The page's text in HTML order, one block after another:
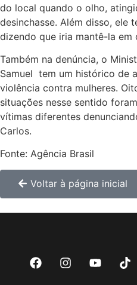
do local quando o olho,
desinchasse. Além disso, ele
dizendo que iria mantê-la em
Também na denúncia, o
Samuel tem um histórico de
violência contra mulheres.
situações nesse sentido
vítimas diferentes
Carlos.
Fonte: Agência Brasil
Voltar à página inicial